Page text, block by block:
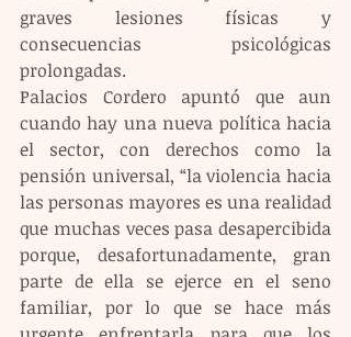
graves lesiones físicas y
consecuencias psicológicas
prolongadas.
Palacios Cordero apuntó que aun
cuando hay una nueva política hacia
el sector, con derechos como la
pensión universal, “la violencia hacia
las personas mayores es una realidad
que muchas veces pasa desapercibida
porque, desafortunadamente, gran
parte de ella se ejerce en el seno
familiar, por lo que se hace más